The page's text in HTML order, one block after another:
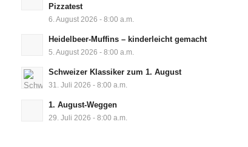
Pizzatest
6. August 2026 - 8:00 a.m.
Heidelbeer-Muffins – kinderleicht gemacht
5. August 2026 - 8:00 a.m.
Schweizer Klassiker zum 1. August
31. Juli 2026 - 8:00 a.m.
1. August-Weggen
29. Juli 2026 - 8:00 a.m.